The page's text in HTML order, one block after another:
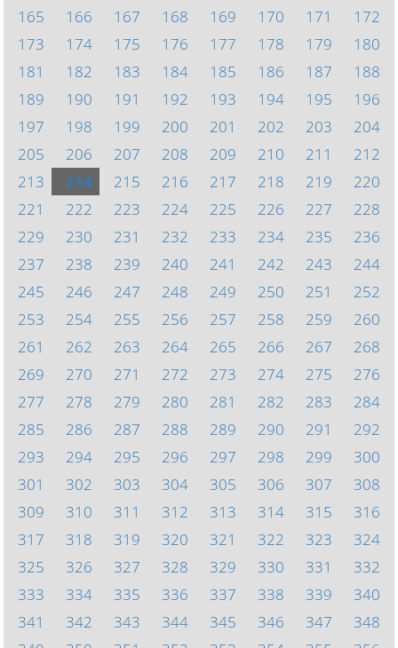
165
166 167 168 169 170 171
172
173
174 175 176 177 178 179
180
181
182 183 184 185 186 187
188
189
190 191 192 193 194 195
196
197
198 199 200 201 202 203
204
205
206 207 208 209 210 211
212
213
214 215 216 217 218 219
220
221
222 223 224 225 226 227
228
229
230 231 232 233 234 235
236
237
238 239 240 241 242 243
244
245
246 247 248 249 250 251
252
253
254 255 256 257 258 259
260
261
262 263 264 265 266 267
268
269
270 271 272 273 274 275
276
277
278 279 280 281 282 283
284
285
286 287 288 289 290 291
292
293
294 295 296 297 298 299
300
301
302 303 304 305 306 307
308
309
310 311 312 313 314 315
316
317
318 319 320 321 322 323
324
325
326 327 328 329 330 331
332
333
334 335 336 337 338 339
340
341
342 343 344 345 346 347
348